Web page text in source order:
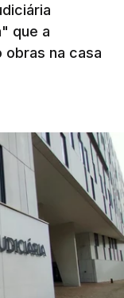
que a
obras na casa